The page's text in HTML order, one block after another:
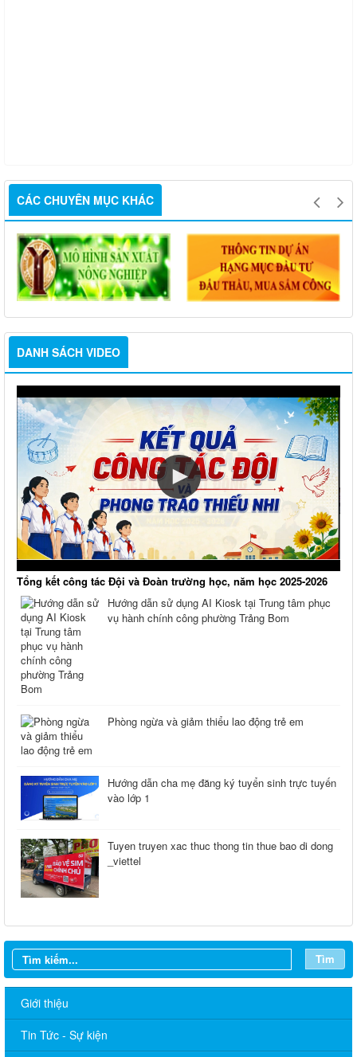
CÁC CHUYÊN MỤC KHÁC
DANH SÁCH VIDEO
Tổng kết công tác Đội và Đoàn trường học, năm học 2025-2026
Hướng dẫn sử dụng AI Kiosk tại Trung tâm phục
vụ hành chính công phường Trảng Bom
Phòng ngừa và giảm thiểu lao động trẻ em
Hướng dẫn cha mẹ đăng ký tuyển sinh trực tuyến
vào lớp 1
Tuyen truyen xac thuc thong tin thue bao di dong
_viettel
Tìm
Giới thiệu
Tin Tức - Sự kiện